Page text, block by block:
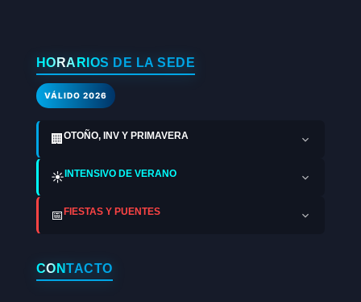
HORARIOS DE LA SEDE
VÁLIDO 2026
🏢 OTOÑO, INV Y PRIMAVERA
☀️INTENSIVO DE VERANO
📅FIESTAS Y PUENTES
CONTACTO